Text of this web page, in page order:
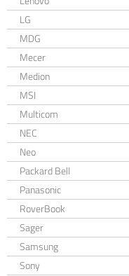
LG
MDG
Mecer
Medion
MSI
Multicom
NEC
Neo
Packard Bell
Panasonic
RoverBook
Sager
Samsung
Sony